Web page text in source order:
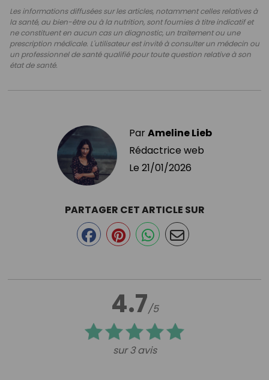
Les informations diffusées sur les articles, notamment celles relatives à
la santé, au bien-être ou à la nutrition, sont fournies à titre indicatif et
ne constituent en aucun cas un diagnostic, un traitement ou une
prescription médicale. L'utilisateur est invité à consulter un médecin ou
un professionnel de santé qualifié pour toute question relative à son
état de santé.
ParAmeline Lieb
Rédactrice web
Le 21/01/2026
4.7/5
sur 3 avis
PARTAGER CET ARTICLE SUR